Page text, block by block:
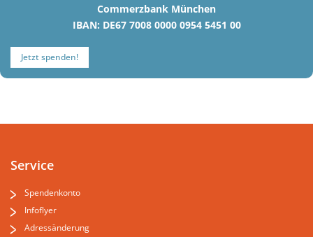
Commerzbank München
IBAN: DE67 7008 0000 0954 5451 00
Jetzt spenden!
Service
Spendenkonto
Infoflyer
Adressänderung